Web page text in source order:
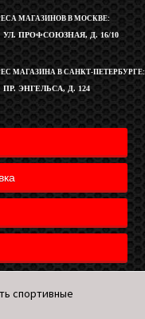
МАГАЗИНОВ В МОСКВЕ:
УЛ. ПРОФСОЮЗНАЯ, Д. 16/10
МАГАЗИНА В САНКТ-ПЕТЕРБУРГЕ:
ПР. ЭНГЕЛЬСА, Д. 124
спортивные